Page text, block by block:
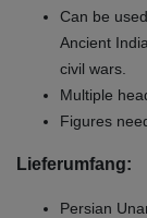
Can be
Ancient
civil wars.
Multiple
Figures
Lieferumfang:
Persian